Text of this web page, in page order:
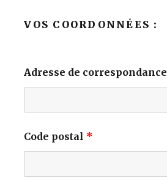
VOS COORDONNÉES :
Adresse de correspondance
Code postal *